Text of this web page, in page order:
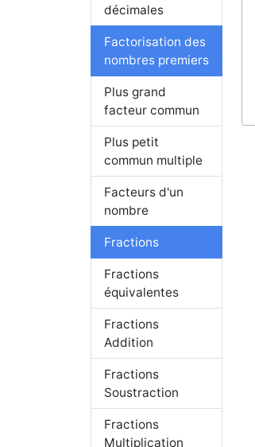
décimales
Factorisation des
nombres premiers
Plus grand
facteur commun
Plus petit
commun multiple
Facteurs d'un
nombre
Fractions
Fractions
équivalentes
Fractions
Addition
Fractions
Soustraction
Fractions
Multiplication